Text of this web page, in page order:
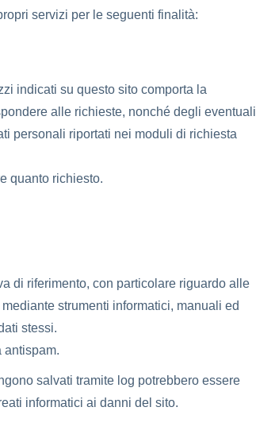
servizi per le seguenti finalità:
indicati su questo sito comporta la
alle richieste, nonché degli eventuali
personali riportati nei moduli di richiesta
quanto richiesto.
di riferimento, con particolare riguardo alle
strumenti informatici, manuali ed
stessi.
antispam.
salvati tramite log potrebbero essere
informatici ai danni del sito.